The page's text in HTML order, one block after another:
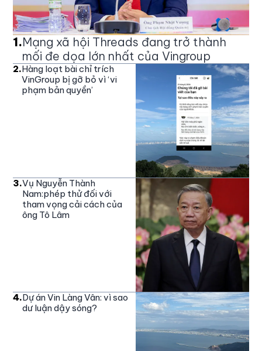
1.Mạng xã hội Threads đang trở thành
mối đe dọa lớn nhất của Vingroup
2.Hàng loạt bài chỉ trích
VinGroup bị gỡ bỏ vì ‘vi
phạm bản quyền’
3.Vụ Nguyễn Thành
Nam:phép thử đối với
tham vọng cải cách của
ông Tô Lâm
4.Dự án Vin Làng Vân: vì sao
dư luận dậy sóng?